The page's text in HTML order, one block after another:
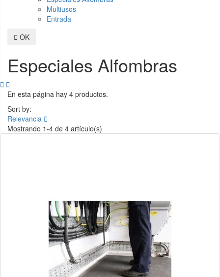
Multiusos
Entrada
 OK
Especiales Alfombras
 
En esta página hay 4 productos.
Sort by:
Relevancia 
Mostrando 1-4 de 4 artículo(s)